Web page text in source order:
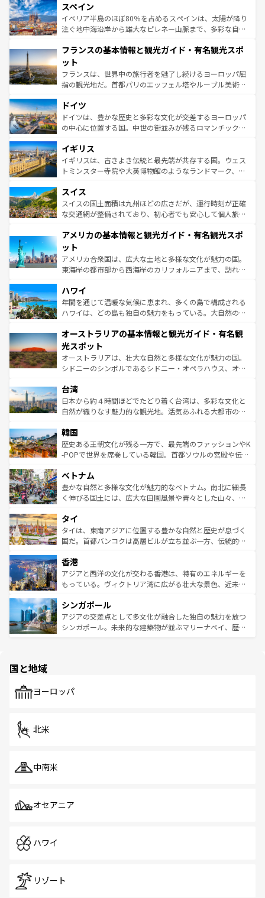
ろん、トスカーナの美しい田園風景やアマルフィ海岸の絶
景など、自然景観も見逃せない。観光の合間には、本場の
ピザやパスタなど、絶品のイタリア料理を堪能することも
ませてくれるイタリアで、忘れられない旅をしてみよう！
なお、新着のイタリア情報は
しい。
スペイン
イベリア半島のほぼ80％を占めるスペインは、太陽が降り
注ぐ地中海沿岸から雄大なピレネー山脈まで、多彩な自然
文化が根付くこの国では、情熱的なフラメンコ、熱気あふ
れる闘牛、そして美味しいタパスが生活の一部となってい
る。首都マドリードの洗練された雰囲気や、バルセロナの
アートに溢れた街角から、地方では古代ローマ遺跡や中世
せる。地方によって風土や気候が異なるスペインはその個
性で訪れる人を魅了する。 なお、新着のスペイン情報は コ
ンテンツ一覧を参照してほしい。
フランスの基本情報と観光ガイド・有名観光スポ
ット
フランスは、世界中の旅行者を魅了し続けるヨーロッパ屈
指の観光地だ。首都パリのエッフェル塔やルーブル美術館
で、幅広い魅力が詰まっている。華麗な宮殿、歴史的な大
聖堂、美しいビーチ、そして豊かな自然が、訪れる者を心
から魅了する。また、フランスは美食の国としても知ら
いる。シャンパンの発祥地であるランス、プロヴァンスの
香り高いラベンダー畑など、多彩な楽しみ方が可能だ。さ
らに、パリ以外の地域にも魅力が溢れており、どの街角に
れる地方に足を運ぶとそれぞれで全く異なる文化を体験で
きるだろう。 なお、新着のフランス情報はコンテンツ一覧
を参照してほしい。
ドイツ
ドイツは、豊かな歴史と多彩な文化が交差するヨーロッパ
の中心に位置する国。中世の街並みが残るロマンチック街
顔を持つこの国は、どこを歩いても飽きることがない。ベ
ルリンの文化的活気、バイエルン州のアルプスの絶景、そ
してライン川沿いのワイン畑といった風景は必見。ビール
は、お酒好きな人にはぜひ体験してほしい。 なお、新着の
ドイツ情報はコンテンツ一覧を参照してほしい。
イギリス
イギリスは、古きよき伝統と最先端が共存する国。ウェス
トミンスター寺院や大英博物館のようなランドマーク、歴
リアごとに異なる魅力がある。また、優雅なアフタヌーン
ティー、ビール好きにはたまらない英国パブ、サッカー観
戦など、本場だからこそできる体験も豊富。イギリスを旅
ンツ一覧を参照してほしい。
スイス
スイスの国土面積は九州ほどの広さだが、運行時刻が正確
な交通網が整備されており、初心者でも安心して個人旅行
の建物がそのまま残る町や、スイスならではのユニークな
博物館もあり、アルプス観光だけでなく町歩きも満喫する
ことができる。国民の所得が高いため物価も高いが、旅行
者向けの交通パス提供のサービスもあり、うまく活用すれ
着のスイス情報は
アメリカの基本情報と観光ガイド・有名観光スポ
ット
アメリカ合衆国は、広大な土地と多様な文化が魅力の国。
東海岸の都市部から西海岸のカリフォルニアまで、訪れる
のような巨大都市は、観光、ショッピング、エンターテイ
ンメントが詰まった刺激的なスポットだ。一方、アメリカ
西部には大自然が広がり、グランドキャニオンやイエロー
部のニューオーリンズでは、音楽と美食が融合した独特の
文化が魅力。旅行者はアメリカの各地域で異なる魅力を楽
しみながら、その多様性と豊かな歴史を感じることができ
るだろう。車でのロードトリップや列車の旅も、アメリカ
情報は
ハワイ
年間を通じて温暖な気候に恵まれ、多くの島で構成される
ハワイは、どの島も独自の魅力をもっている。大自然の神
ワイ島は見逃せない。また、定番の観光地といえばオアフ
島だが、静かな自然を求めるならマウイ島やカウアイ島が
おすすめ。エメラルドグリーンに輝く海をはじめ、豊かな
文化や歴史が息づいている。「アロハスピリット」と呼ば
人々、おいしいローカルフードやハワイアンミュージッ
ク、伝統的なフラダンスなど、すべてがハワイの魅力を彩
っている。訪れるたびに新しい発見と感動が待っているハ
はコンテンツ一覧
オーストラリアの基本情報と観光ガイド・有名観
光スポット
オーストラリアは、壮大な自然と多様な文化が魅力の国。
シドニーのシンボルであるシドニー・オペラハウス、オー
リアリーフや大陸中央部にそびえるウルル（エアーズロッ
ク）、タスマニアの美しい原生林やケアンズの熱帯雨林な
ど、見どころがたくさん。また、カフェやワイン、オージ
いる。アクティビティも充実しており、サーフィンやダイ
ビング、ハイキングなど、アウトドア好きにはたまらな
い。オーストラリアの多彩な魅力を存分に味わいつくそ
参照してほしい。
台湾
日本から約４時間ほどでたどり着く台湾は、多彩な文化と
自然が織りなす魅力的な観光地。活気あふれる大都市の台
ン）、静ひつな山岳地帯である台湾東部など、都市の喧騒
と山間の静けさが共存しており、訪れる人に新しい発見と
驚きをもたらしてくれる。また、奥深い台湾の食文化も魅
容にもいいと評判のスイーツなど、バラエティ豊かな料理
が味わえる。 なお、新着の台湾情報は コンテンツ一覧を参
照してほしい。
韓国
歴史ある王朝文化が残る一方で、最先端のファッションやK
-POPで世界を席巻している韓国。首都ソウルの宮殿や伝統
き、地方に足を延ばせば四季折々の自然美を楽しむことが
できる。そして、キムチや焼肉、絶品のストリートフード
まで、さまざまな韓国料理が待っている。夜には、韓国な
リティに包まれながら、韓国の多彩な魅力を心ゆくまで味
わってみてほしい。 なお、新着の韓国情報はコンテンツ一
覧を参照してほしい。
ベトナム
豊かな自然と多様な文化が魅力的なベトナム。南北に細長
く伸びる国土には、広大な田園風景や青々とした山々、世
急速な発展と共に伝統が息づく。ハノイの古い町並みやホ
ーチミン市のフランス統治時代の建物も、独特の雰囲気を
醸し出している。また、バラエティの豊かさとおいしさで
とつ。フォーやバインミー、ベトナムコーヒーなどは、ぜ
ひ現地で味わいたい。どの地域を訪れてもあたたかい人々
が旅行者を迎えてくれるので、きっと忘れられない旅にな
参照してほしい。
タイ
タイは、東南アジアに位置する豊かな自然と歴史が息づく
国だ。首都バンコクは高層ビルが立ち並ぶ一方、伝統的な
の活気が交差している。北部ではチェンマイなどの山岳地
帯で自然と触れ合い、南部ではプーケットやクラビの美し
いビーチでリゾート気分を楽しむことができる。タイ料理
激する。気候は一年中温暖で、どの季節にも異なる楽しみ
が待っている。親しみやすいタイの人々、仏教を中心とし
た文化、そして多様な観光資源が、訪れる旅人を魅了し続
香港
アジアと西洋の文化が交わる香港は、特有のエネルギーを
もっている。ヴィクトリア湾に広がる壮大な景色、近未来
み、どこを訪れても感動するはず。観光スポットが密集し
ており、効率よく見どころを回れるのも魅力。息をのむよ
うな絶景から文化的な体験まで、香港を存分に楽しみ尽く
シンガポール
アジアの交差点として多文化が融合した独自の魅力を放つ
シンガポール。未来的な建築物が並ぶマリーナベイ、歴史
で、ホーカーズは地元の風情を楽しめる外せないスポット
国と地域
ヨーロッパ
北米
中南米
オセアニア
ハワイ
リゾート